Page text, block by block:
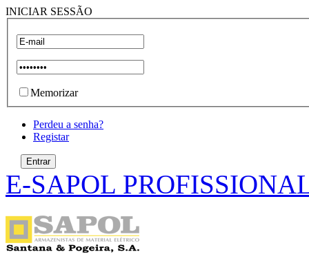
INICIAR SESSÃO
Memorizar
Perdeu a senha?
Registar
E-SAPOL